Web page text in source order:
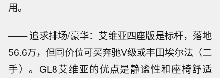
用。
—— 追求排场/豪华：艾维亚四座版是标杆，落地
56.6万，但同价位可买奔驰V级或丰田埃尔法（二
手）。GL8艾维亚的优点是静谧性和座椅舒适